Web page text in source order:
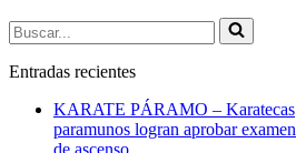
Buscar...
Entradas recientes
KARATE PÁRAMO – Karatecas
paramunos logran aprobar examen
de ascenso